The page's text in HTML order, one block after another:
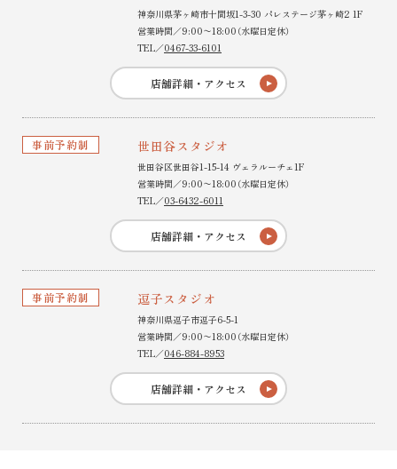
神奈川県茅ヶ崎市十間坂1-3-30 パレステージ茅ヶ崎2 1F
営業時間／9:00〜18:00（水曜日定休）
TEL／0467-33-6101
店舗詳細・アクセス
事前予約制 世田谷スタジオ
世田谷区世田谷1-15-14 ヴェラルーチェ1F
営業時間／9:00〜18:00（水曜日定休）
TEL／03-6432-6011
店舗詳細・アクセス
事前予約制 逗子スタジオ
神奈川県逗子市逗子6-5-1
営業時間／9:00〜18:00（水曜日定休）
TEL／046-884-8953
店舗詳細・アクセス